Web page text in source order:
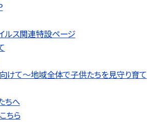
ルス関連特設ページ
けて〜地域全体で子供たちを見守り育て
ちへ
ちら